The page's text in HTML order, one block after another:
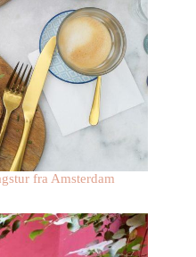
fra Amsterdam